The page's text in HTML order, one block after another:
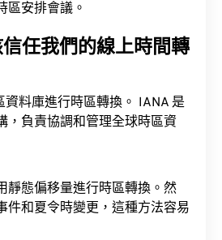
區安排會議。
任我們的線上時間轉
資料庫進行時區轉換。 IANA 是
，負責協調和管理全球時區資
靜態偏移量進行時區轉換。然
件和夏令時變更，這種方法容易